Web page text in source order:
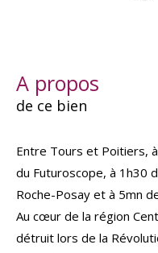
a propos
de ce bien
Entre Tours et Poitiers, à
du Futuroscope, à 1 h30
Roche-Posay et à 5mn
Au cœur de la région
détruit lors de la